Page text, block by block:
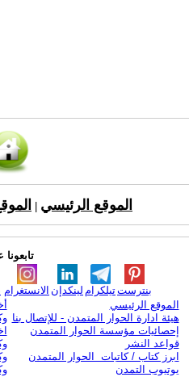
الموقع الرئيسي
الانستغرام لينكدإن تيلكرامبنترست
الموقع الرئيسي
هيئة ادارة الحوار المتمدن - للإتصال بنا
إحصائيات مؤسسة الحوار المتمدن
قواعد النشر
ابرز كتاب / كاتبات الحوار المتمدن
يوتيوب التمدن